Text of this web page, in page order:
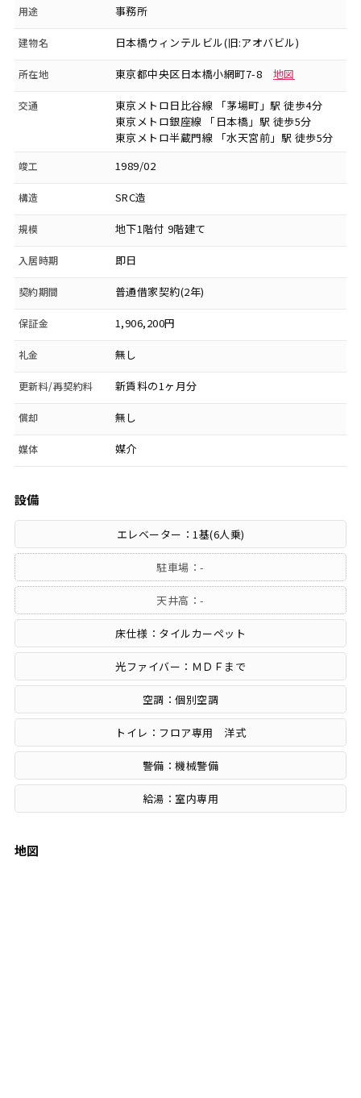
用途 事務所
建物名 日本橋ウィンテルビル(旧:アオバビル)
所在地 東京都中央区日本橋小網町7-8 地図
交通
東京メトロ日比谷線 「茅場町」駅 徒歩4分
東京メトロ銀座線 「日本橋」駅 徒歩5分
東京メトロ半蔵門線 「水天宮前」駅 徒歩5分
竣工 1989/02
構造 SRC造
規模 地下1階付 9階建て
入居時期 即日
契約期間 普通借家契約(2年)
保証金 1,906,200円
礼金 無し
更新料/再契約料 新賃料の1ヶ月分
償却 無し
媒体 媒介
設備
エレベーター：1基(6人乗)
駐車場：-
天井高：-
床仕様：タイルカーペット
光ファイバー：ＭＤＦまで
空調：個別空調
トイレ：フロア専用 洋式
警備：機械警備
給湯：室内専用
地図